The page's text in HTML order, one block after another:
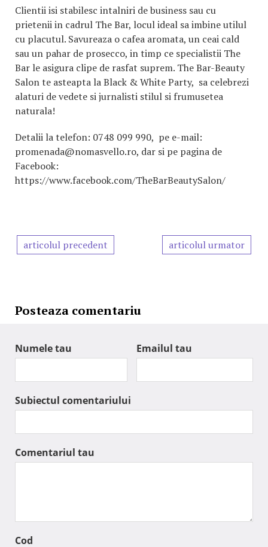
Clientii isi stabilesc intalniri de business sau cu
prietenii in cadrul The Bar, locul ideal sa imbine utilul
cu placutul. Savureaza o cafea aromata, un ceai cald
sau un pahar de prosecco, in timp ce specialistii The
Bar le asigura clipe de rasfat suprem. The Bar-Beauty
Salon te asteapta la Black & White Party, sa celebrezi
alaturi de vedete si jurnalisti stilul si frumusetea
naturala!
Detalii la telefon: 0748 099 990, pe e-mail:
promenada@nomasvello.ro, dar si pe pagina de
Facebook:
https://www.facebook.com/TheBarBeautySalon/
articolul precedent articolul urmator
Posteaza comentariu
Numele tau Emailul tau
Subiectul comentariului
Comentariul tau
Cod